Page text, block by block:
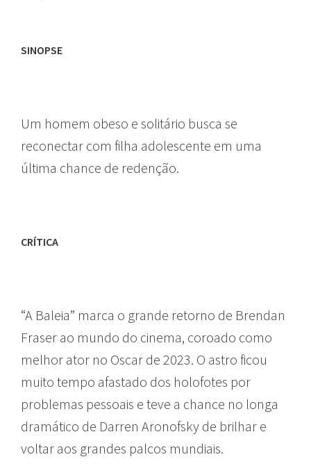
SINOPSE
Um homem obeso e solitário busca se
reconectar com filha adolescente em uma
última chance de redenção.
CRÍTICA
“A Baleia” marca o grande retorno de Brendan
Fraser ao mundo do cinema, coroado como
melhor ator no Oscar de 2023. O astro ficou
muito tempo afastado dos holofotes por
problemas pessoais e teve a chance no longa
dramático de Darren Aronofsky de brilhar e
voltar aos grandes palcos mundiais.